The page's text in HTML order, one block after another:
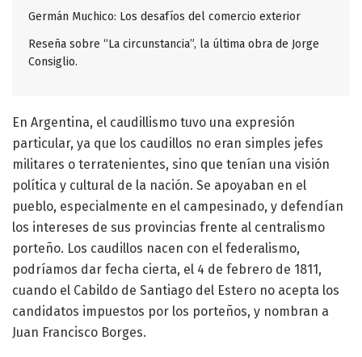
Germán Muchico: Los desafíos del comercio exterior
Reseña sobre “La circunstancia”, la última obra de Jorge
Consiglio.
En Argentina, el caudillismo tuvo una expresión
particular, ya que los caudillos no eran simples jefes
militares o terratenientes, sino que tenían una visión
política y cultural de la nación. Se apoyaban en el
pueblo, especialmente en el campesinado, y defendían
los intereses de sus provincias frente al centralismo
porteño. Los caudillos nacen con el federalismo,
podríamos dar fecha cierta, el 4 de febrero de 1811,
cuando el Cabildo de Santiago del Estero no acepta los
candidatos impuestos por los porteños, y nombran a
Juan Francisco Borges.